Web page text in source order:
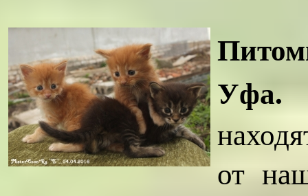
Уфа.
от